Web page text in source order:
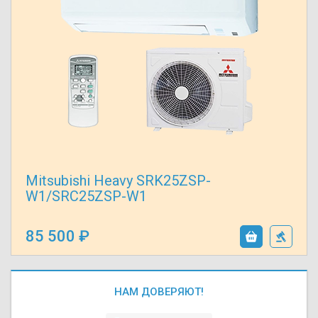
Mitsubishi Heavy SRK25ZSP-
W1/SRC25ZSP-W1
85 500
НАМ ДОВЕРЯЮТ!